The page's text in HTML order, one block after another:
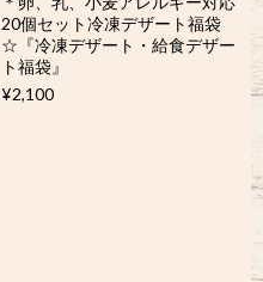
20個セット冷凍デザート福袋
☆『冷凍デザート・給食デザー
ト福袋』
¥2,100